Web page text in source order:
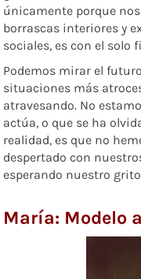
únicamente porque
borrascas interiores y
sociales, es con el solo
Podemos mirar el
situaciones más
atravesando. No
actúa, o que se ha
realidad, es que no
despertado con
esperando nuestro
María: Modelo